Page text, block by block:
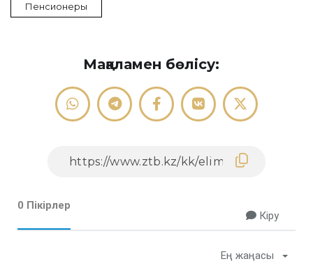
Пенсионеры
Мақаламен бөлісу:
0 Пікірлер
Кіру
Ең жаңасы